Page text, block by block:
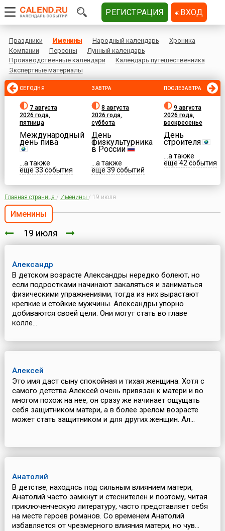
Праздники Именины Народный календарь
Хроника
Компании
Персоны
Лунный календарь
Производственные календари
Календарь путешественника
Экспертные материалы
СЕГОДНЯ
7 августа
2026 года,
пятница
Международный
день пива
...а также
еще 33 события
ЗАВТРА
8 августа
2026 года,
суббота
День
физкультурника
в России
...а также
еще 39 событий
ПОСЛЕЗАВТРА
9 августа
2026 года,
воскресенье
День
строителя
...а также
еще 42 события
Главная страница / Именины / 19 июля
Именины
19 июля
Александр
В детском возрасте Александры нередко болеют, но
если подростками начинают закаляться и заниматься
физическими упражнениями, тогда из них вырастают
крепкие и стойкие мужчины. Александры упорно
добиваются своей цели. Они могут стать во главе
колле...
Алексей
Это имя даст сыну спокойная и тихая женщина. Хотя с
самого детства Алексей очень привязан к матери и во
многом похож на нее, он сразу же начинает ощущать
себя защитником матери, а в более зрелом возрасте
может стать защитником и для других женщин. Ал...
Анатолий
В детстве, находясь под сильным влиянием матери,
Анатолий часто замкнут и стеснителен и поэтому, читая
приключенческую литературу, часто представляет себя
на месте героев романов. Со временем Анатолий
избавляется от чрезмерного влияния матери, но чув...
РЕГИСТРАЦИЯ ВХОД